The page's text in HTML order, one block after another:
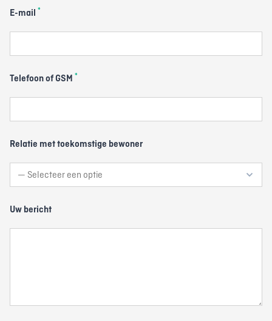
E-mail *
Telefoon of GSM *
Relatie met toekomstige bewoner
Uw bericht